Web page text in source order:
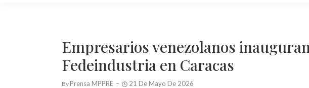
Empresarios venezolanos
Fedeindustria en Caracas
By Prensa MPPRE 21 De Mayo De 2026